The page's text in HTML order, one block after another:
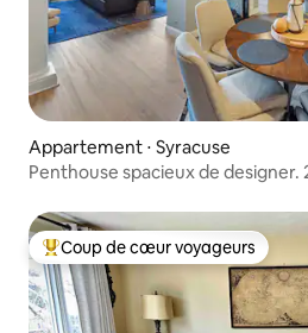
Appartement ⋅ Syracuse
Penthouse spacieux de designer.
Coups de cœur voyageurs les plus
Coup de cœur voyageurs